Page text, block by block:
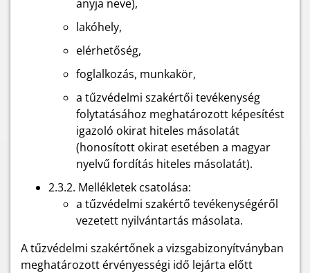
anyja neve),
lakóhely,
elérhetőség,
foglalkozás, munkakör,
a tűzvédelmi szakértői tevékenység
folytatásához meghatározott képesítést
igazoló okirat hiteles másolatát
(honosított okirat esetében a magyar
nyelvű fordítás hiteles másolatát).
2.3.2. Mellékletek csatolása:
a tűzvédelmi szakértő tevékenységéről
vezetett nyilvántartás másolata.
A tűzvédelmi szakértőnek a vizsgabizonyítványban
meghatározott érvényességi idő lejárta előtt